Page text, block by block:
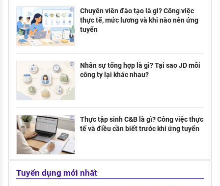
Chuyên viên đào tạo là gì? Công việc
thực tế, mức lương và khi nào nên ứng
tuyển
Nhân sự tổng hợp là gì? Tại sao JD mỗi
công ty lại khác nhau?
Thực tập sinh C&B là gì? Công việc thực
tế và điều cần biết trước khi ứng tuyển
Tuyển dụng mới nhất